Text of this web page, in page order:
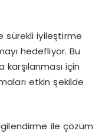
sürekli iyileştirme
hedefliyor. Bu
için
etkin şekilde
ile çözüm